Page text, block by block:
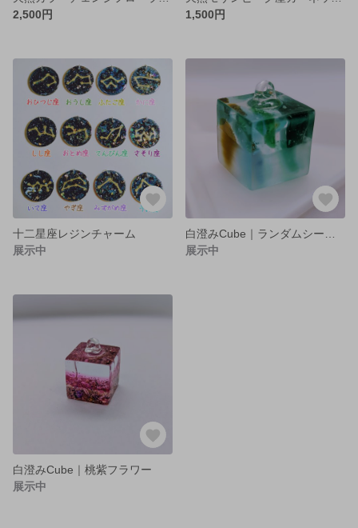
2,500円
1,500円
十二星座レジンチャーム
展示中
展示中
白澄みCube｜桃紫フラワー
展示中